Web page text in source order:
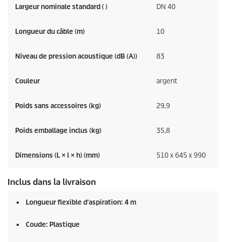
Largeur nominale standard ( ) DN 40
Longueur du câble (m) 10
Niveau de pression acoustique (dB (A)) 83
Couleur argent
Poids sans accessoires (kg) 29,9
Poids emballage inclus (kg) 35,8
Dimensions (L × l × h) (mm) 510 x 645 x 990
Inclus dans la livraison
Longueur flexible d'aspiration: 4 m
Coude: Plastique